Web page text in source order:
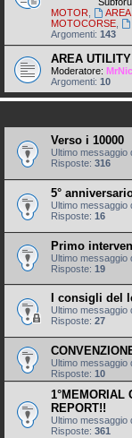
MOTOR, AREA
MOTOCORSE,
Argomenti: 143
AREA UTILITY
Moderatore:
Argomenti: 10
Verso i 10000
Ultimo messaggio
Risposte: 316
5°
Ultimo messaggio
Risposte: 16
Primo
Ultimo messaggio
Risposte: 19
I consigli del
Ultimo messaggio
Risposte: 27
Ultimo messaggio
Risposte: 10
1°MEMORIAL
REPORT!!
Ultimo messaggio
Risposte: 361